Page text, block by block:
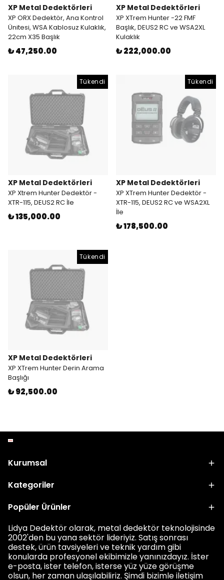
XP Metal Dedektörleri
XP ORX Dedektör, Ana Kontrol
Ünitesi, WSA Kablosuz Kulaklık,
22cm X35 Başlık
₺ 47,250.00
XP Metal Dedektörleri
XP XTrem Hunter -22 FMF
Başlık, DEUS2 RC ve WSA2XL
Kulaklık
₺ 222,000.00
Tükendi
XP Metal Dedektörleri
XP Xtrem Hunter Dedektör -
XTR-115, DEUS2 RC İle
₺ 135,000.00
Tükendi
XP Metal Dedektörleri
XP XTrem Hunter Dedektör -
XTR-115, DEUS2 RC ve WSA2XL
İle
₺ 178,500.00
Tükendi
XP Metal Dedektörleri
XP XTrem Hunter Derin Arama
Başlığı
₺ 92,500.00
Kurumsal
Kategoriler
Popüler Ürünler
Lidya Dedektör olarak, metal dedektör teknolojisinde
2002'den bu yana sektör lideriyiz. Satış sonrası
destek, ürün tavsiyeleri ve teknik yardım gibi
konularda profesyonel ekibimizle yanınızdayız. İster
e-posta, ister telefon, isterse yüz yüze görüşme
olsun, her zaman ulaşılabiliriz. Şimdi bizimle iletişim